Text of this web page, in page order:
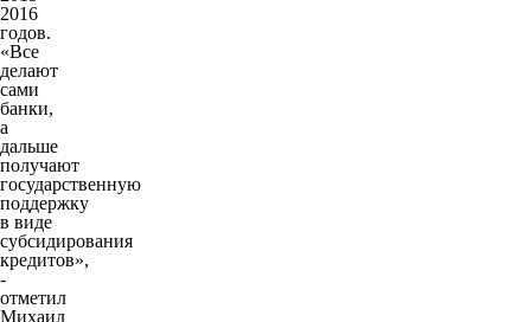
2016
годов.
«Все
делают
сами
банки,
а
дальше
получают
государственную
поддержку
в виде
субсидирования
кредитов»,
-
отметил
Михаил